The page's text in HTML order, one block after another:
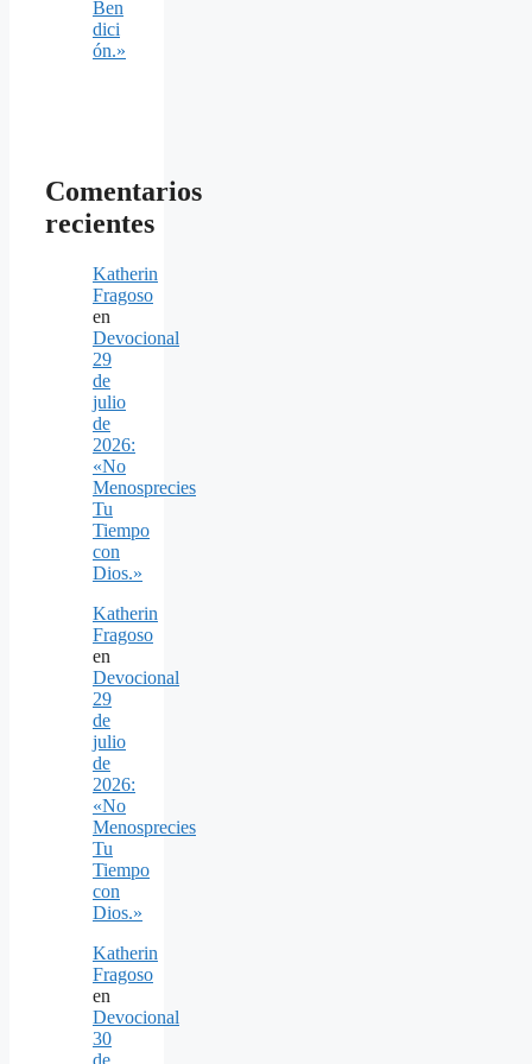
Ben
dici
ón.»
Comentarios
recientes
Katherin
Fragoso
en
Devocional
29
de
julio
de
2026:
«No
Menosprecies
Tu
Tiempo
con
Dios.»
Katherin
Fragoso
en
Devocional
29
de
julio
de
2026:
«No
Menosprecies
Tu
Tiempo
con
Dios.»
Katherin
Fragoso
en
Devocional
30
de